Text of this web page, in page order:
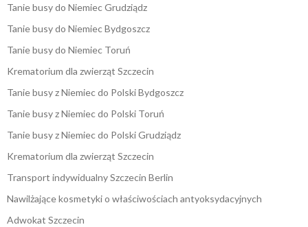
Tanie busy do Niemiec Grudziądz
Tanie busy do Niemiec Bydgoszcz
Tanie busy do Niemiec Toruń
Krematorium dla zwierząt Szczecin
Tanie busy z Niemiec do Polski Bydgoszcz
Tanie busy z Niemiec do Polski Toruń
Tanie busy z Niemiec do Polski Grudziądz
Krematorium dla zwierząt Szczecin
Transport indywidualny Szczecin Berlin
Nawilżające kosmetyki o właściwościach antyoksydacyjnych
Adwokat Szczecin